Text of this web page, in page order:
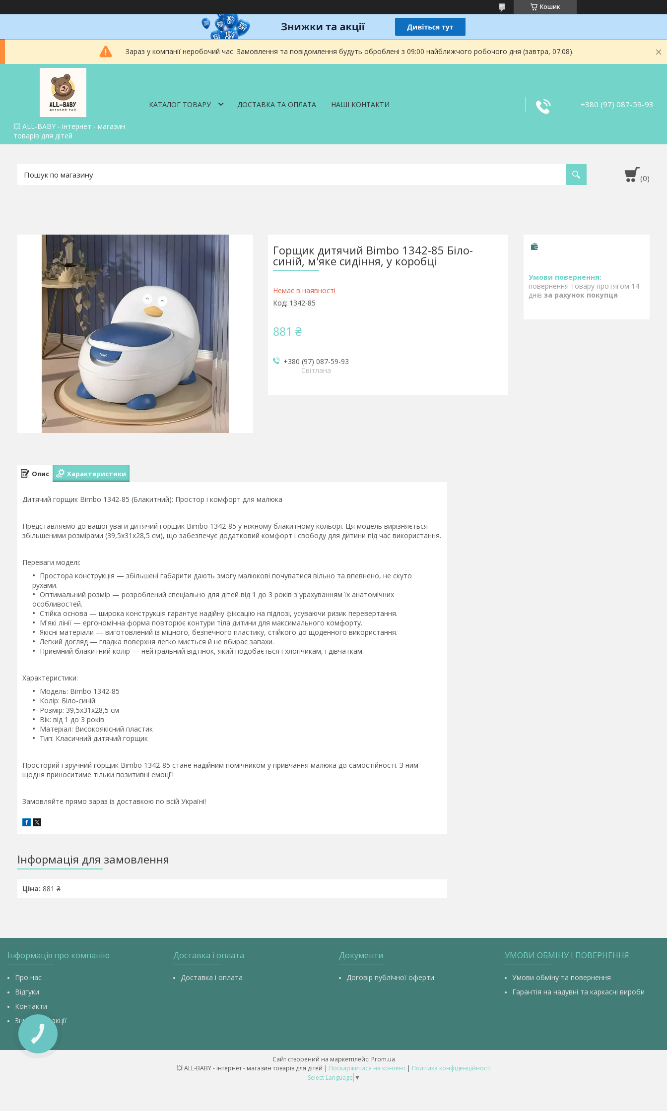
Кошик
Зараз у компанії неробочий час. Замовлення та повідомлення будуть оброблені з 09:00 найближчого робочого дня (завтра, 07.08).
💥 ALL-BABY - інтернет - магазин
товарів для дітей
КАТАЛОГ ТОВАРУ ДОСТАВКА ТА ОПЛАТА НАШІ КОНТАКТИ +380 (97) 087-59-93
Горщик дитячий Bimbo 1342-85 Біло-
синій, м'яке сидіння, у коробці
Немає в наявності
Код: 1342-85
881 ₴
+380 (97) 087-59-93
Світлана
повернення товару протягом 14
днів за рахунок покупця
Опис Характеристики
Дитячий горщик Bimbo 1342-85 (Блакитний): Простор і комфорт для малюка
Представляємо до вашої уваги дитячий горщик Bimbo 1342-85 у ніжному блакитному кольорі. Ця модель вирізняється
збільшеними розмірами (39,5х31х28,5 см), що забезпечує додатковий комфорт і свободу для дитини під час використання.
Переваги моделі:
Простора конструкція — збільшені габарити дають змогу малюкові почуватися вільно та впевнено, не скуто
рухами.
Оптимальний розмір — розроблений спеціально для дітей від 1 до 3 років з урахуванням їх анатомічних
особливостей.
Стійка основа — широка конструкція гарантує надійну фіксацію на підлозі, усуваючи ризик перевертання.
М'які лінії — ергономічна форма повторює контури тіла дитини для максимального комфорту.
Якісні матеріали — виготовлений із міцного, безпечного пластику, стійкого до щоденного використання.
Легкий догляд — гладка поверхня легко миється й не вбирає запахи.
Приємний блакитний колір — нейтральний відтінок, який подобається і хлопчикам, і дівчаткам.
Характеристики:
Модель: Bimbo 1342-85
Колір: Біло-синій
Розмір: 39,5х31х28,5 см
Вік: від 1 до 3 років
Матеріал: Високоякісний пластик
Тип: Класичний дитячий горщик
Просторий і зручний горщик Bimbo 1342-85 стане надійним помічником у привчання малюка до самостійності. З ним
щодня приноситиме тільки позитивні емоції!
Замовляйте прямо зараз із доставкою по всій Україні!
Інформація для замовлення
Ціна: 881 ₴
Інформація про компанію
Про нас
Відгуки
Контакти
Знижки та акції
Доставка і оплата
Доставка і оплата
Документи
Договір публічної оферти
УМОВИ ОБМІНУ І ПОВЕРНЕННЯ
Умови обміну та повернення
Гарантія на надувні та каркасні вироби
Сайт створений на маркетплейсі Prom.ua
💥 ALL-BABY - інтернет - магазин товарів для дітей | Поскаржитися на контент | Політика конфіденційності
Select Language ▼
КНОПКА
ЗВ'ЯЗКУ